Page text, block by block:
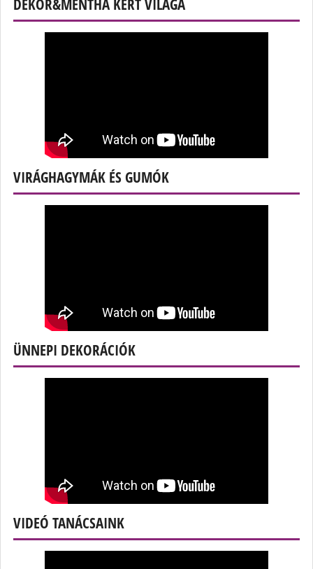
DEKOR&MENTHA KERT VILÁGA
VIRÁGHAGYMÁK ÉS GUMÓK
ÜNNEPI DEKORÁCIÓK
VIDEÓ TANÁCSAINK